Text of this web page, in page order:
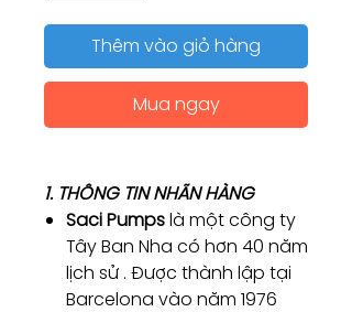
Thêm vào giỏ hàng
Mua ngay
1. THÔNG TIN NHÃN HÀNG
Saci Pumpslà một công ty
Tây Ban Nha có hơn 40 năm
lịch sử . Được thành lập tại
Barcelona vào năm 1976